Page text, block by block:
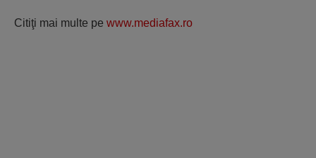
Citiţi mai multe pe www.mediafax.ro